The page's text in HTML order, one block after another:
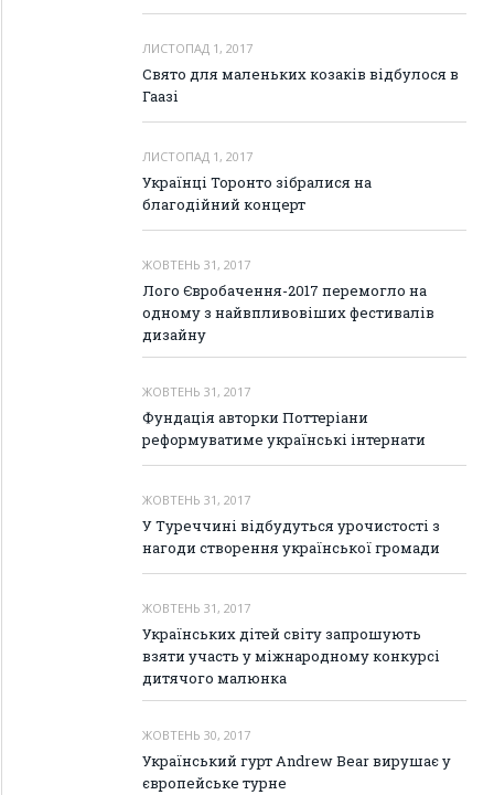
ЛИСТОПАД 1, 2017
Свято для маленьких козаків відбулося в
Гаазі
ЛИСТОПАД 1, 2017
Українці Торонто зібралися на
благодійний концерт
ЖОВТЕНЬ 31, 2017
Лого Євробачення-2017 перемогло на
одному з найвпливовіших фестивалів
дизайну
ЖОВТЕНЬ 31, 2017
Фундація авторки Поттеріани
реформуватиме українські інтернати
ЖОВТЕНЬ 31, 2017
У Туреччині відбудуться урочистості з
нагоди створення української громади
ЖОВТЕНЬ 31, 2017
Українських дітей світу запрошують
взяти участь у міжнародному конкурсі
дитячого малюнка
ЖОВТЕНЬ 30, 2017
Український гурт Andrew Bear вирушає у
європейське турне